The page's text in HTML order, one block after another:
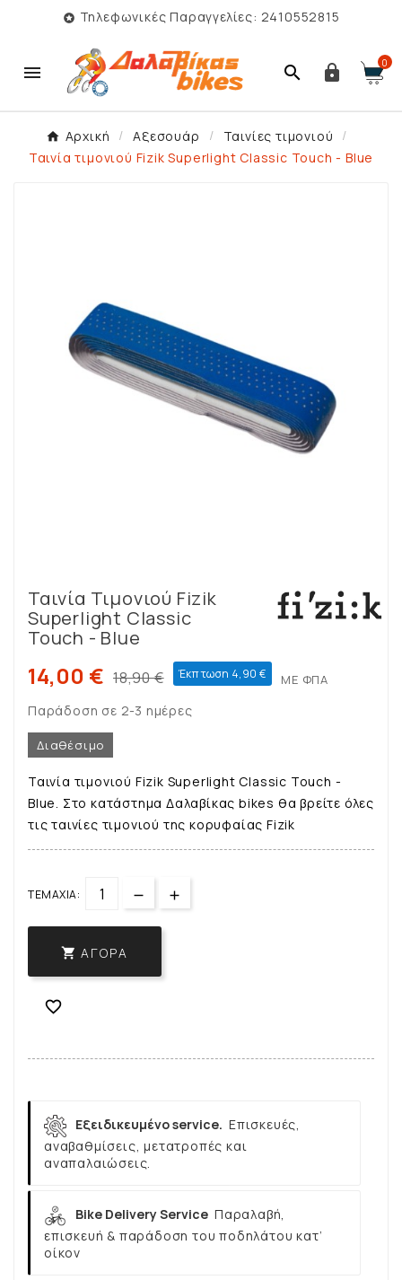
 Τηλεφωνικές Παραγγελίες: 2410552815
   0
Αρχική Αξεσουάρ
Ταινίες τιμονιού
Ταινία τιμονιού Fizik Superlight Classic Touch - Blue
Ταινία Τιμονιού Fizik
Superlight Classic
Touch - Blue
14,00 € 18,90 € Έκπτωση 4,90 € ΜΕ ΦΠΑ
Παράδοση σε 2-3 ημέρες
Διαθέσιμο
Ταινία τιμονιού Fizik Superlight Classic Touch -
Blue. Στο κατάστημα Δαλαβίκας bikes θα βρείτε όλες
τις ταινίες τιμονιού της κορυφαίας Fizik
ΤΕΜΆΧΙΑ:
 ΑΓΟΡΆ

Εξειδικευμένο service. Επισκευές,
αναβαθμίσεις, μετατροπές και
αναπαλαιώσεις.
Bike Delivery Service Παραλαβή,
επισκευή & παράδοση του ποδηλάτου κατ’
οίκον